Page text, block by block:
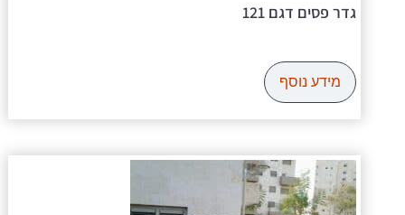
גדר פסים דגם 121
מידע נוסף